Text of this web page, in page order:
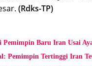
(Rdks-TP)
Baru Iran Usai
Pemimpin Tertinggi Iran